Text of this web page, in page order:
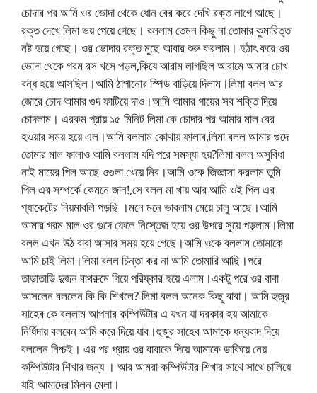
চোদার পর আমি ওর ভোদা থেকে ধোন বের করে দেখি রক্ত লাগে আছে।
রক্ত দেখে লিমা ভয় পেয়ে গেছে। বললাম তেমন কিছু না তোমার কুমারিত্ত
নষ্ট হয়ে গেছে। ওর ভোদার রক্ত মুছে আবার শুরু করলাম। হঠাৎ করে ওর
ভোদা থেকে গরম রস খসে পড়ল,কিযে আরাম লাগছিল আরামে আমার চোখ
বন্ধ হয়ে আসছিল।আমি ঠাপানোর স্পিড বাড়িয়ে দিলাম।লিমা বলল আর
জোরে চোদ আমার গুদ ফাটিয়ে দাও।আমি আমার গায়ের সব শক্তি দিয়ে
চোদলাম। এরকম প্রায় ১৫ মিনিট লিমা কে চোদার পর আমার মাল বের
হওয়ার সময় হয়ে এল।আমি বললাম কোথায় ফালাব,লিমা বলল আমার গুদে
তোমার মাল ফালাও আমি বললাম যদি পরে সমস্যা হয়?লিমা বলল অসুবিধা
নাই মায়ের পিল আছে ওগুলা খেয়ে নিব।আমি ওকে জিজ্ঞাসা করলাম তুমি
পিল এর সম্পর্কে কেমনে জান!,সে বলল মা খায় আর আমি ওই পিল এর
প্যাকেটের নিয়মাবলি পড়ছি ।মনে মনে ভাবলাম মেয়ে চালু আছে।আমি
আমার গরম মাল ওর গুদে ফেলে নিস্তেজ হয়ে ওর উপরে সুয়ে পড়লাম।লিমা
বলল এখন উঠ বাবা আসার সময় হয়ে গেছে।আমি ওকে বললাম তোমাকে
আমি চাই লিমা।লিমা বলল চিন্তা কর না আমি তোমারি আছি।পরে
তাড়াতাড়ি দুজন বাথরুমে গিয়ে পরিষ্কার হয়ে এলাম।একটু পরে ওর বাবা
আসলেন বললেন কি কি শিখলে? লিমা বলল অনেক কিছু বাবা। আমি হুজুর
সাহেব কে বললাম আপনার কম্পিউটার এ যখন যা দরকার হয় আমাকে
নির্ধিদায় বলবেন আমি করে দিয়ে যাব।হুজুর সাহেব আমাকে ধন্যবাদ দিয়ে
বললেন নিশ্চই। এর পর প্রায় ওর বাবাকে দিয়ে আমাকে ডাকিয়ে নেয়
কম্পিউটার শিখার জন্য । আর আমরা কম্পিউটার শিখার সাথে সাথে চালিয়ে
যাই আমাদের মিলন মেলা।